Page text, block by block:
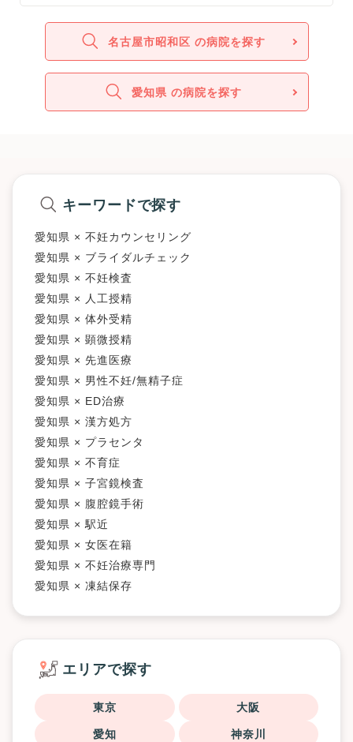
名古屋市昭和区 の病院を探す
愛知県 の病院を探す
キーワードで探す
愛知県 × 不妊カウンセリング
愛知県 × ブライダルチェック
愛知県 × 不妊検査
愛知県 × 人工授精
愛知県 × 体外受精
愛知県 × 顕微授精
愛知県 × 先進医療
愛知県 × 男性不妊/無精子症
愛知県 × ED治療
愛知県 × 漢方処方
愛知県 × プラセンタ
愛知県 × 不育症
愛知県 × 子宮鏡検査
愛知県 × 腹腔鏡手術
愛知県 × 駅近
愛知県 × 女医在籍
愛知県 × 不妊治療専門
愛知県 × 凍結保存
エリアで探す
東京 大阪
愛知 神奈川